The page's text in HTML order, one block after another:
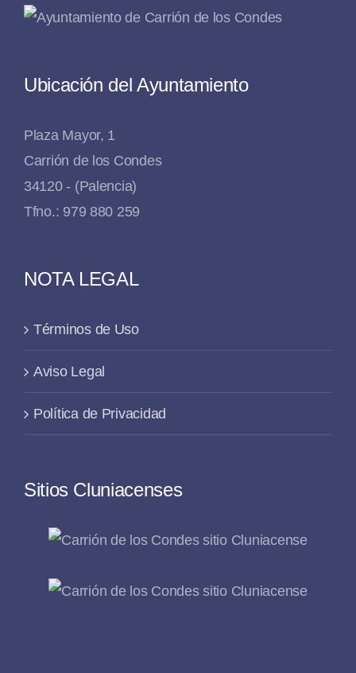
Ubicación del Ayuntamiento
Plaza Mayor, 1
Carrión de los Condes
34120 - (Palencia)
Tfno.: 979 880 259
NOTA LEGAL
Términos de Uso
Aviso Legal
Política de Privacidad
Sitios Cluniacenses